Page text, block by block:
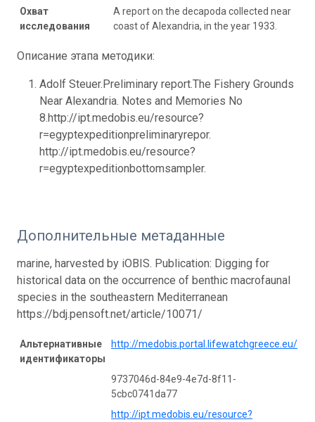
Охват
исследования
A report on the decapoda collected near
coast of Alexandria, in the year 1933.
Описание этапа методики:
Adolf Steuer.Preliminary report.The Fishery Grounds
Near Alexandria. Notes and Memories No
8.http://ipt.medobis.eu/resource?
r=egyptexpeditionpreliminaryrepor.
http://ipt.medobis.eu/resource?
r=egyptexpeditionbottomsampler.
Дополнительные метаданные
marine, harvested by iOBIS. Publication: Digging for
historical data on the occurrence of benthic macrofaunal
species in the southeastern Mediterranean
https://bdj.pensoft.net/article/10071/
Альтернативные
идентификаторы
http://medobis.portal.lifewatchgreece.eu/
9737046d-84e9-4e7d-8f11-
5cbc0741da77
http://ipt.medobis.eu/resource?